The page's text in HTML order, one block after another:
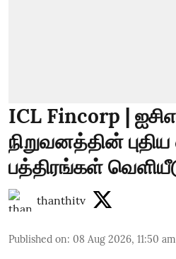
ICL Fincorp |
நிறுவனத்தின்
பத்திரங்கள்
thanthitv
Published on: 08 Aug 2026, 11:50 am